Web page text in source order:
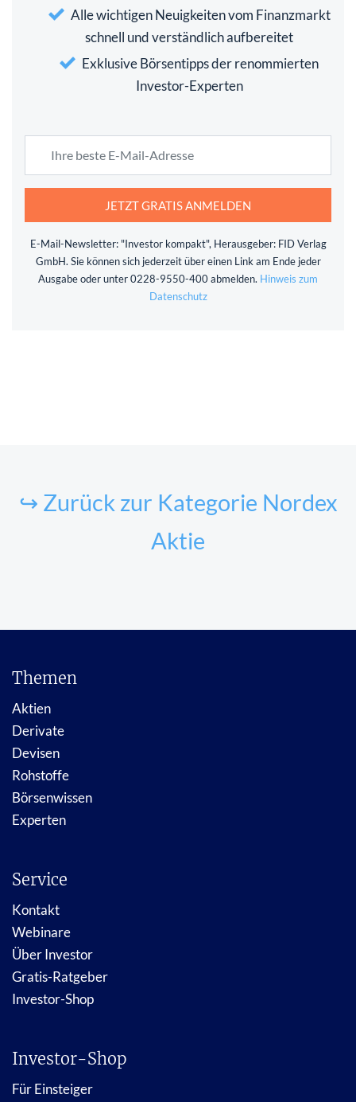
Alle wichtigen Neuigkeiten vom Finanzmarkt
schnell und verständlich aufbereitet
Exklusive Börsentipps der renommierten
Investor-Experten
JETZT GRATIS ANMELDEN
E-Mail-Newsletter: "Investor kompakt", Herausgeber: FID Verlag
GmbH. Sie können sich jederzeit über einen Link am Ende jeder
Ausgabe oder unter 0228-9550-400 abmelden. Hinweis zum
Datenschutz
↪ Zurück zur Kategorie Nordex
Aktie
Themen
Aktien
Derivate
Devisen
Rohstoffe
Börsenwissen
Experten
Service
Kontakt
Webinare
Über Investor
Gratis-Ratgeber
Investor-Shop
Investor-Shop
Für Einsteiger